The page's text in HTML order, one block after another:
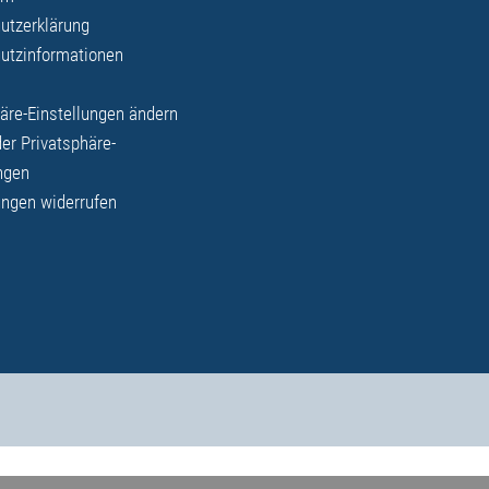
Einstellungen ändern
Privatsphäre-
widerrufen